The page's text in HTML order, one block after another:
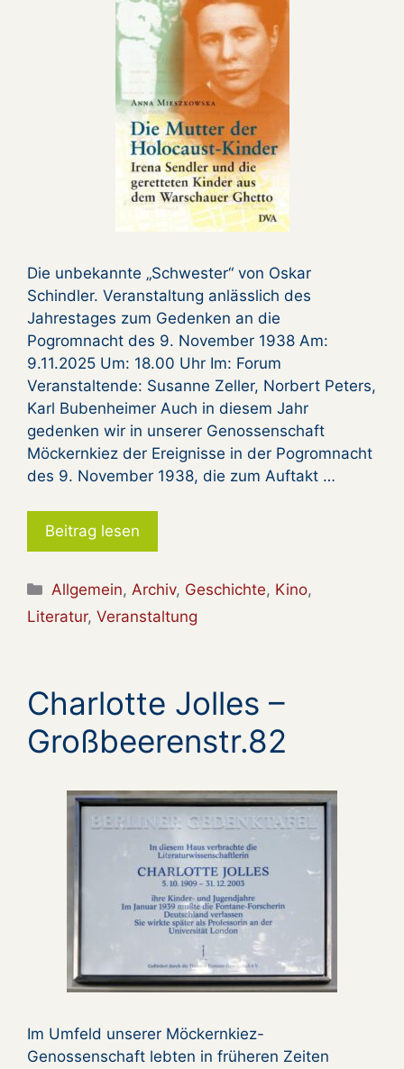
Die unbekannte „Schwester“ von Oskar
Schindler. Veranstaltung anlässlich des
Jahrestages zum Gedenken an die
Pogromnacht des 9. November 1938 Am:
9.11.2025 Um: 18.00 Uhr Im: Forum
Veranstaltende: Susanne Zeller, Norbert Peters,
Karl Bubenheimer Auch in diesem Jahr
gedenken wir in unserer Genossenschaft
Möckernkiez der Ereignisse in der Pogromnacht
des 9. November 1938, die zum Auftakt …
Beitrag lesen
Kategorien
Allgemein,Archiv, Geschichte, Kino,
Literatur, Veranstaltung
Charlotte Jolles –
Großbeerenstr.82
Im Umfeld unserer Möckernkiez-
Genossenschaft lebten in früheren Zeiten